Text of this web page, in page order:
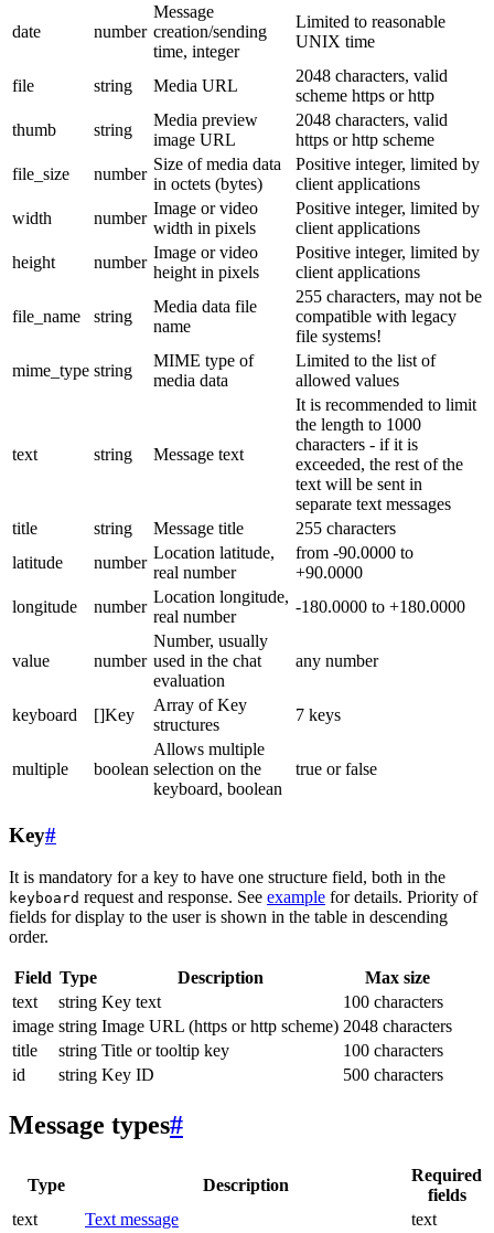
date number
Message
creation/sending
time, integer
Limited to reasonable
UNIX time
file string Media URL
2048 characters, valid
scheme https or http
thumb
string
Media preview
image URL
2048 characters, valid
https or http scheme
file_size
number
Size of media data
in octets (bytes)
Positive integer, limited by
client applications
width
number
Image or video
width in pixels
Positive integer, limited by
client applications
height
number
Image or video
height in pixels
Positive integer, limited by
client applications
file_name string
Media data file
name
255 characters, may not be
compatible with legacy
file systems!
mime_type string
MIME type of
media data
Limited to the list of
allowed values
text string Message text
It is recommended to limit
the length to 1000
characters - if it is
exceeded, the rest of the
text will be sent in
separate text messages
title
string Message title
255 characters
latitude
number
Location latitude,
real number
from -90.0000 to
+90.0000
longitude
number
Location longitude,
real number
-180.0000 to +180.0000
value number
Number, usually
used in the chat
evaluation
any number
keyboard []Key
Array of Key
structures
7 keys
multiple boolean
Allows multiple
selection on the
keyboard, boolean
true or false
Key#
It is mandatory for a key to have one structure field, both in the
keyboard request and response. See example for details. Priority of
fields for display to the user is shown in the table in descending
order.
Field Type Description
Max size
text
string Key text
100 characters
image string Image URL (https or http scheme) 2048 characters
title
string Title or tooltip key
100 characters
id
string Key ID 500 characters
Message types#
Type Description
Required
fields
text
Text message
text